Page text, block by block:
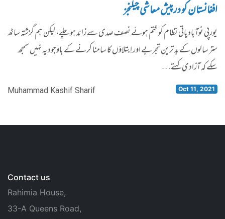
افغانستان کو درپیش معاشی چیلنجز
یورپی نوآبادیاتی نظام کو ختم ہوئے نصف صدی سے زائد ہوچلے، لیکن ہم گزشتہ ساٹھ
ستر سالوں کے بد ترین تجربے اور اِبتلاؤں کا سامنا کرنے کے باوجود یہ نہیں سمجھ
سکے کہ آزادی کہتے…
Muhammad Kashif Sharif Oct 11, 2021
Contact us
Rahimia House,
33-A Queens Road,